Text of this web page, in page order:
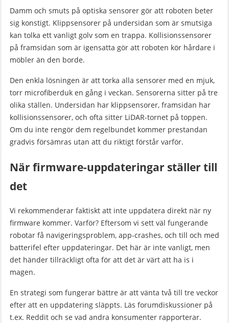
Damm och smuts på optiska sensorer gör att roboten beter
sig konstigt. Klippsensorer på undersidan som är smutsiga
kan tolka ett vanligt golv som en trappa. Kollisionssensorer
på framsidan som är igensatta gör att roboten kör hårdare i
möbler än den borde.
Den enkla lösningen är att torka alla sensorer med en mjuk,
torr microfiberduk en gång i veckan. Sensorerna sitter på tre
olika ställen. Undersidan har klippsensorer, framsidan har
kollisionssensorer, och ofta sitter LiDAR-tornet på toppen.
Om du inte rengör dem regelbundet kommer prestandan
gradvis försämras utan att du riktigt förstår varför.
När firmware-uppdateringar ställer till
det
Vi rekommenderar faktiskt att inte uppdatera direkt när ny
firmware kommer. Varför? Eftersom vi sett väl fungerande
robotar få navigeringsproblem, app-crashes, och till och med
batterifel efter uppdateringar. Det här är inte vanligt, men
det händer tillräckligt ofta för att det är värt att ha is i
magen.
En strategi som fungerar bättre är att vänta två till tre veckor
efter att en uppdatering släppts. Läs forumdiskussioner på
t.ex. Reddit och se vad andra konsumenter rapporterar.